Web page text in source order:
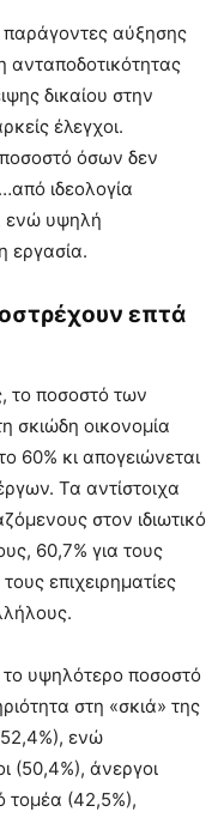
αύξησης
ανταποδοτικότητας
δικαίου στην
έλεγχοι.
όσων δεν
ιδεολογία
ενώ υψηλή
εργασία.
επτά
το ποσοστό των
σκιώδη οικονομία
60% κι απογειώνεται
Τα αντίστοιχα
στον ιδιωτικό
60,7% για τους
επιχειρηματίες
το υψηλότερο ποσοστό
στη «σκιά» της
ενώ
(50,4%), άνεργοι
τομέα (42,5%),